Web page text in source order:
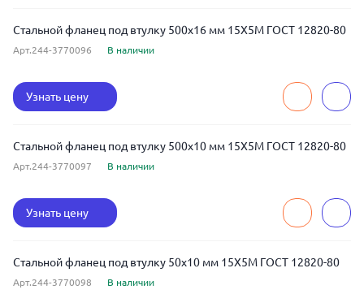
Стальной фланец под втулку 500x16 мм 15Х5М ГОСТ 12820-80
Арт.244-3770096 В наличии
Узнать цену
Стальной фланец под втулку 500x10 мм 15Х5М ГОСТ 12820-80
Арт.244-3770097 В наличии
Узнать цену
Стальной фланец под втулку 50x10 мм 15Х5М ГОСТ 12820-80
Арт.244-3770098 В наличии